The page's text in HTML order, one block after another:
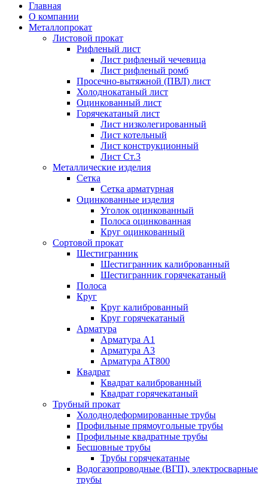
Главная
О компании
Металлопрокат
Листовой прокат
Рифленый лист
Лист рифленый чечевица
Лист рифленый ромб
Просечно-вытяжной (ПВЛ) лист
Холоднокатаный лист
Оцинкованный лист
Горячекатаный лист
Лист низколегированный
Лист котельный
Лист конструкционный
Лист Ст.3
Металлические изделия
Сетка
Сетка арматурная
Оцинкованные изделия
Уголок оцинкованный
Полоса оцинкованная
Круг оцинкованный
Сортовой прокат
Шестигранник
Шестигранник калиброванный
Шестигранник горячекатаный
Полоса
Круг
Круг калиброванный
Круг горячекатаный
Арматура
Арматура А1
Арматура А3
Арматура АТ800
Квадрат
Квадрат калиброванный
Квадрат горячекатаный
Трубный прокат
Холоднодеформированные трубы
Профильные прямоугольные трубы
Профильные квадратные трубы
Бесшовные трубы
Трубы горячекатаные
Водогазопроводные (ВГП), электросварные
трубы